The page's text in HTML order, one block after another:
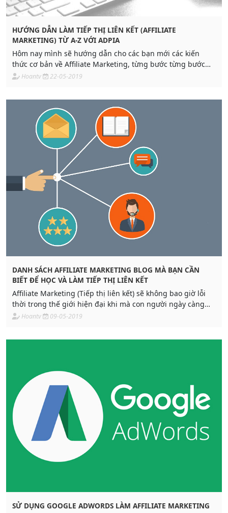
HƯỚNG DẪN LÀM TIẾP THỊ LIÊN KẾT (AFFILIATE
MARKETING) TỪ A-Z VỚI ADPIA
Hôm nay mình sẽ hướng dẫn cho các bạn mới các kiến
thức cơ bản về Affiliate Marketing, từng bước từng bước
một.Hoantv 22-05-2019
DANH SÁCH AFFILIATE MARKETING BLOG MÀ BẠN CẦN
BIẾT ĐỂ HỌC VÀ LÀM TIẾP THỊ LIÊN KẾT
Affiliate Marketing (Tiếp thị liên kết) sẽ không bao giờ lỗi
thời trong thế giới hiện đại khi mà con người ngày càng
chuyên môn hóa hơn trong tất cả các lĩnh vực. Adpia giới
Hoantv 09-05-2019
SỬ DỤNG GOOGLE ADWORDS LÀM AFFILIATE MARKETING